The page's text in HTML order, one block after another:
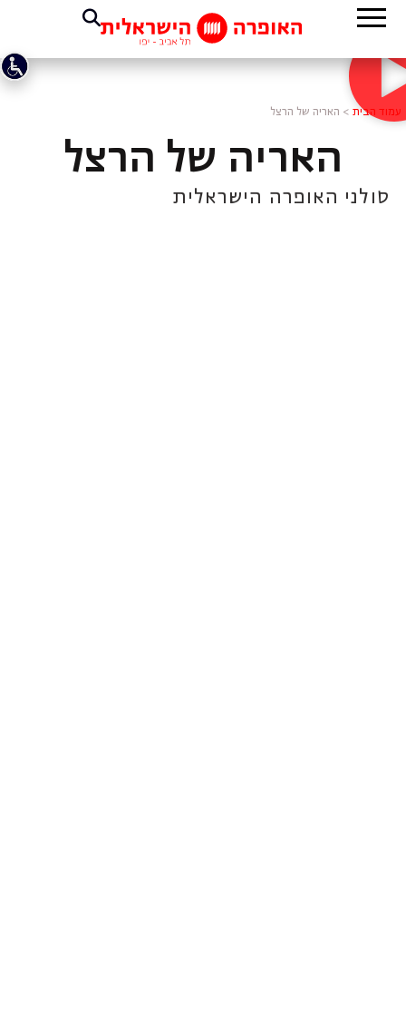
עמוד הבית > האריה של הרצל
האריה של הרצל
סולני האופרה הישראלית